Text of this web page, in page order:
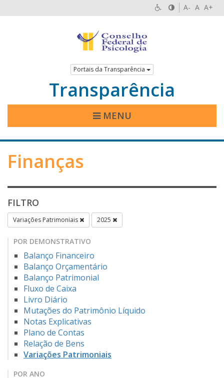
A- A A+
Portais da Transparência
Transparência
MENU
Finanças
FILTRO
Variações Patrimoniais 2025
POR DEMONSTRATIVO
Balanço Financeiro
Balanço Orçamentário
Balanço Patrimonial
Fluxo de Caixa
Livro Diário
Mutações do Patrimônio Líquido
Notas Explicativas
Plano de Contas
Relação de Bens
Variações Patrimoniais
POR ANO